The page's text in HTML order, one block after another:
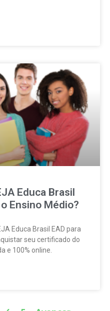
Educa Brasil
Ensino Médio?
Educa Brasil EAD para
seu certificado do
e 100% online.